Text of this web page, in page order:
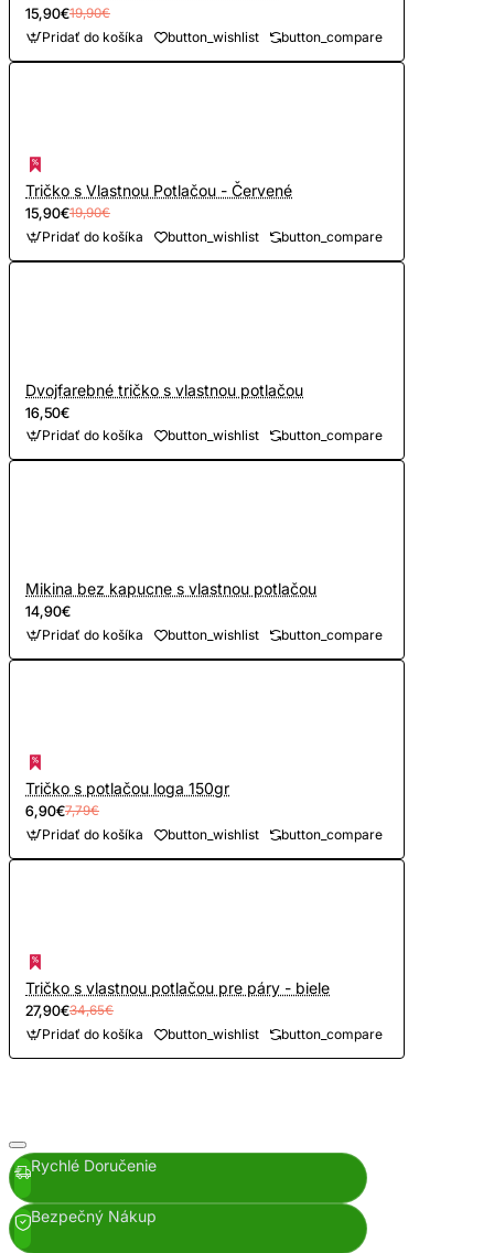
15,90€19,90€
Pridať do košíka button_wishlist button_compare
Tričko s Vlastnou Potlačou - Červené
15,90€19,90€
Pridať do košíka button_wishlist button_compare
Dvojfarebné tričko s vlastnou potlačou
16,50€
Pridať do košíka button_wishlist button_compare
Mikina bez kapucne s vlastnou potlačou
14,90€
Pridať do košíka button_wishlist button_compare
Tričko s potlačou loga 150gr
6,90€7,79€
Pridať do košíka button_wishlist button_compare
Tričko s vlastnou potlačou pre páry - biele
27,90€34,65€
Pridať do košíka button_wishlist button_compare
Rychlé Doručenie
Bezpečný Nákup